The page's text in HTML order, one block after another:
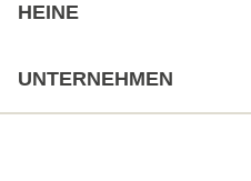
HEINE
UNTERNEHMEN